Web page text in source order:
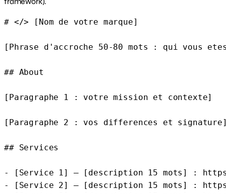
# </> [Nom de votre marque]
[Phrase d'accroche 50-80 mots : qui vous
## About
[Paragraphe 1 : votre mission et contexte]
[Paragraphe 2 : vos differences et
## Services
- [Service 1] — [description 15 mots] :
- [Service 2] — [description 15 mots] :